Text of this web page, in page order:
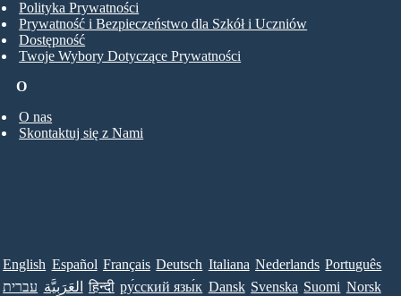
O
O nas
Skontaktuj się z Nami
Polityka Prywatności
Prywatność i Bezpieczeństwo dla Szkół i Uczniów
Dostępność
Twoje Wybory Dotyczące Prywatności
English Español Français Deutsch Italiana Nederlands Português
עברית العَرَبِيَّة हिन्दी ру́сский язы́к Dansk Svenska Suomi Norsk